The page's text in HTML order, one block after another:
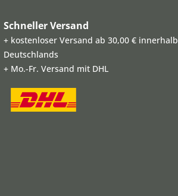
Schneller Versand
+ kostenloser Versand ab 30,00 € innerhalb
Deutschlands
+ Mo.-Fr. Versand mit DHL